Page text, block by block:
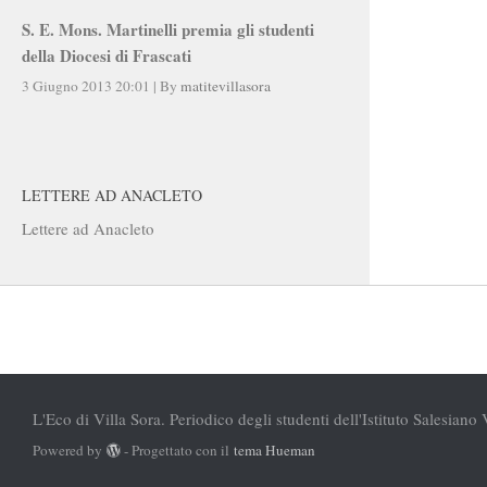
S. E. Mons. Martinelli premia gli studenti
della Diocesi di Frascati
3 Giugno 2013 20:01 | By matitevillasora
LETTERE AD ANACLETO
Lettere ad Anacleto
L'Eco di Villa Sora. Periodico degli studenti dell'Istituto Salesiano
Powered by - Progettato con iltema Hueman